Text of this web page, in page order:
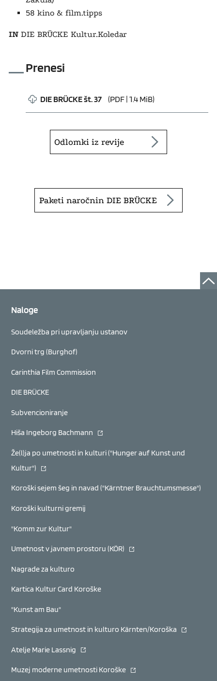
58 kino & film.tipps
INDIE BRÜCKE Kultur.Koledar
Prenesi
DIE BRÜCKE št. 37 (PDF | 1.4 MiB)
Odlomki iz revije
Paketi naročnin DIE BRÜCKE
Naloge
Soudeležba pri upravljanju ustanov
Dvorni trg (Burghof)
Carinthia Film Commission
DIE BRÜCKE
Subvencioniranje
Hiša Ingeborg Bachmann (se odpre v novem oknu)
Že(l)ja po umetnosti in kulturi ("Hunger auf Kunst und
Kultur") (se odpre v novem oknu)
Koroški sejem šeg in navad ("Kärntner Brauchtumsmesse")
Koroški kulturni gremij
"Komm zur Kultur"
Umetnost v javnem prostoru (KÖR) (se odpre v novem oknu)
Nagrade za kulturo
Kartica Kultur Card Koroške
"Kunst am Bau"
Strategija za umetnost in kulturo Kärnten/Koroška (se odpre
Atelje Marie Lassnig (se odpre v novem oknu)
Muzej moderne umetnosti Koroške (se odpre v novem oknu)